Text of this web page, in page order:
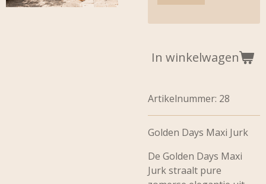
In winkelwagen
Artikelnummer: 28
Golden Days Maxi Jurk
De Golden Days Maxi
Jurkstraalt pure